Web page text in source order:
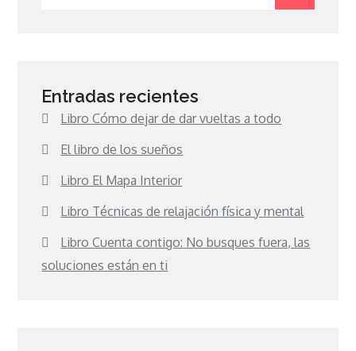
Entradas recientes
Libro Cómo dejar de dar vueltas a todo
El libro de los sueños
Libro El Mapa Interior
Libro Técnicas de relajación física y mental
Libro Cuenta contigo: No busques fuera, las
soluciones están en ti